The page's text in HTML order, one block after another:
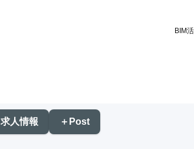
BIM
求人情報 ＋Post